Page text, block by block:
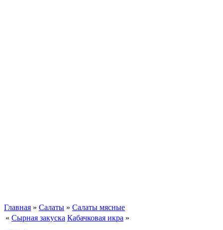
Главная » Салаты » Салаты мясные
« Сырная закуска Кабачковая икра »